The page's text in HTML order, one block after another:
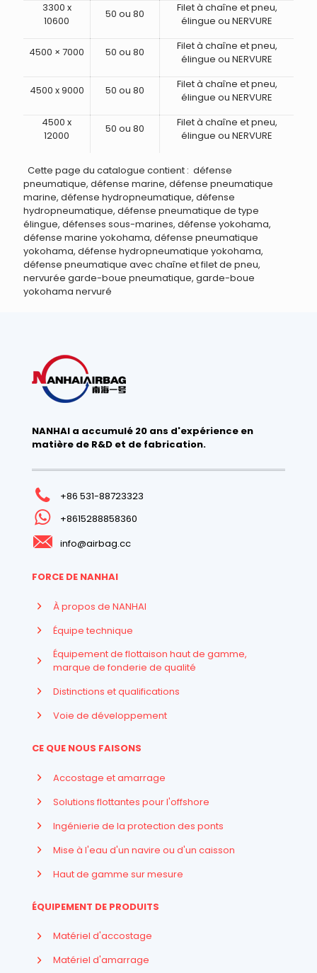
3300 x
10600
50 ou 80
Filet à chaîne et pneu,
élingue ou NERVURE
4500 × 7000 50 ou 80
Filet à chaîne et pneu,
élingue ou NERVURE
4500 x 9000 50 ou 80
Filet à chaîne et pneu,
élingue ou NERVURE
4500 x
12000
50 ou 80
Filet à chaîne et pneu,
élingue ou NERVURE
Cette page du catalogue contient : défense
pneumatique, défense marine, défense pneumatique
marine, défense hydropneumatique, défense
hydropneumatique, défense pneumatique de type
élingue, défenses sous-marines, défense yokohama,
défense marine yokohama, défense pneumatique
yokohama, défense hydropneumatique yokohama,
défense pneumatique avec chaîne et filet de pneu,
nervurée garde-boue pneumatique, garde-boue
yokohama nervuré
NANHAI a accumulé 20 ans d'expérience en
matière de R&D et de fabrication.
+86 531-88723323
+8615288858360
info@airbag.cc
FORCE DE NANHAI
À propos de NANHAI
Équipe technique
Équipement de flottaison haut de gamme,
marque de fonderie de qualité
Distinctions et qualifications
Voie de développement
CE QUE NOUS FAISONS
Accostage et amarrage
Solutions flottantes pour l'offshore
Ingénierie de la protection des ponts
Mise à l'eau d'un navire ou d'un caisson
Haut de gamme sur mesure
ÉQUIPEMENT DE PRODUITS
Matériel d'accostage
Matériel d'amarrage